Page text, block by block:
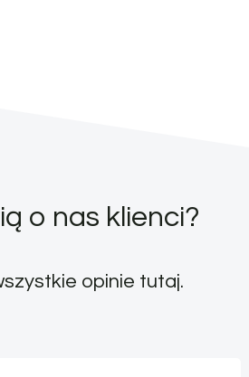
o nas klienci?
opinie tutaj.